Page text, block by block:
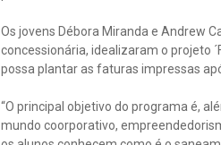
Os jovens Débora Miranda e Andrew
concessionária, idealizaram o projeto
possa plantar as faturas impressas
“O principal objetivo do programa é,
mundo coorporativo,